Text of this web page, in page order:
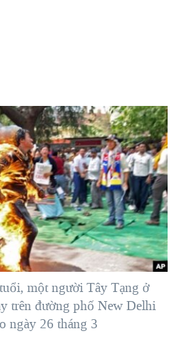
MẠI CỦA MỸ: QUÁ KHỨ VÀ HIỆN
TẠI DẢI GAZA
ĐƯỜNG
NAY
một người Tây Tạng ở
trên đường phố New Delhi
ngày 26 tháng 3